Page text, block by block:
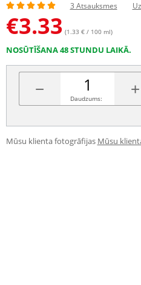
3 Atsauksmes
€3.33 (1.33 € / 100 ml)
NOSŪTĪŠANA 48 STUNDU LAIKĀ.
− +
Daudzums:
Mūsu klienta fotogrāfijas Mūsu